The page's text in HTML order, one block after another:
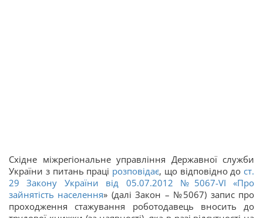
Східне міжрегіональне управління Державної служби
України з питань праці розповідає, що відповідно до ст.
29 Закону України від 05.07.2012 №5067-VI «Про
зайнятість населення» (далі Закон – №5067) запис про
проходження стажування роботодавець вносить до